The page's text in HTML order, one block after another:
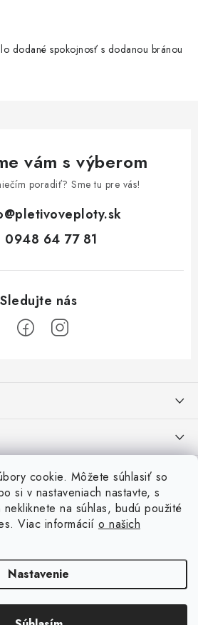
cookie. Môžete súhlasiť so
si v nastaveniach nastavte, s
nekliknete na súhlas, budú použité
Viac informácií o našich
Nastavenie
dodané spokojnosť s dodanou bránou
vám s výberom
poradiť? Sme tu pre vás!
@pletivoveploty.sk
0948 64 77 81
údajov
burine pod plot
plotu
plotu
ploty